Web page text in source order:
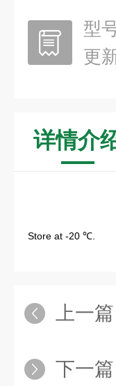
型
更
详情介
Store at -20 ℃.
上一篇
下一篇